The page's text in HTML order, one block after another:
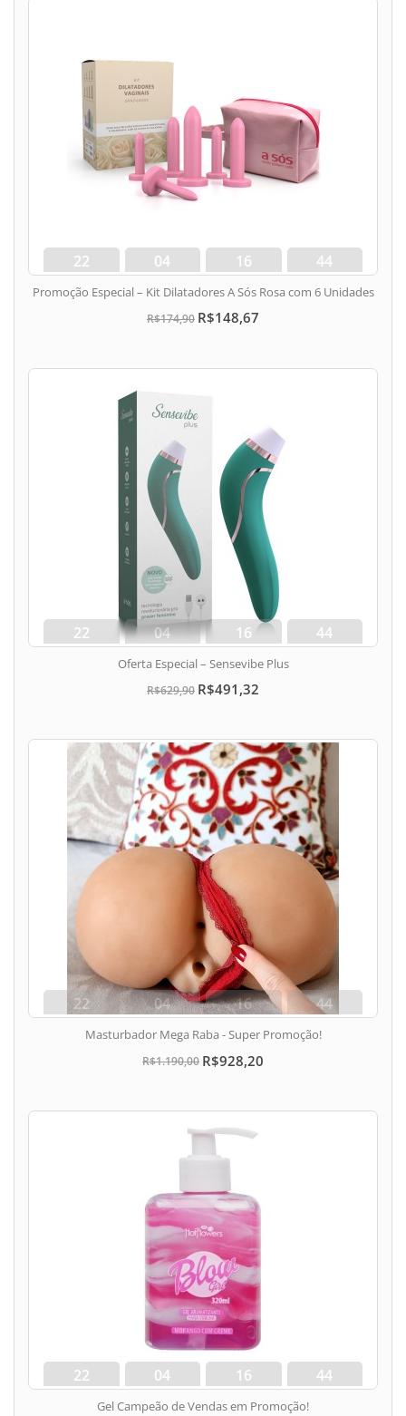
22
dias
04
hora
16
min
43
seg
Promoção Especial – Kit Dilatadores A Sós Rosa com 6 Unidades
R$174,90 R$148,67
22
dias
04
hora
16
min
43
seg
Oferta Especial – Sensevibe Plus
R$629,90 R$491,32
22
dias
04
hora
16
min
43
seg
Masturbador Mega Raba - Super Promoção!
R$1.190,00 R$928,20
22
dias
04
hora
16
min
43
seg
Gel Campeão de Vendas em Promoção!